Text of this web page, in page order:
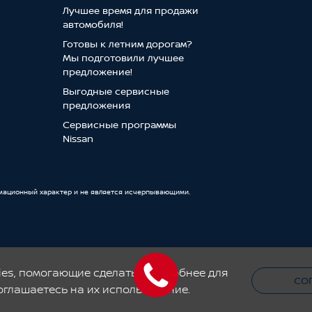
Лучшее время для продажи
автомобиля!
Готовы к летним дорогам?
Мы подготовили лучшее
предложение!
Выгодные сервисные
предложения
Сервисные программы
Nissan
характер и не является исчерпывающими.
и носят исключительно информационный характер, не являются публичной
Приведенная на настоящей странице информация может содержать
и могут отличаться от цен, действующих в официальных дилерских центрах
помогающие сделать его удобнее для
на их использование.